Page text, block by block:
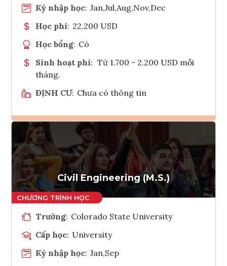
Kỳ nhập học: Jan,Jul,Aug,Nov,Dec
Học phí: 22,200 USD
Học bổng: Có
Sinh hoạt phí: Từ 1.700 - 2.200 USD mỗi
tháng.
ĐỊNH CƯ: Chưa có thông tin
Ghi danh
Tham vấn Interlink
Civil Engineering (M.S.)
Trường: Colorado State University
Cấp học: University
Kỳ nhập học: Jan,Sep